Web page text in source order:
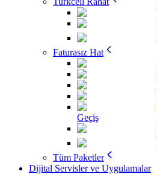
Faturasız Hat
Geçiş
Tüm Paketler
Dijital Servisler ve Uygulamalar